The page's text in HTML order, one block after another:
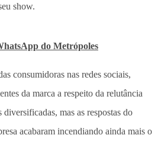
show.
do Metrópoles
consumidoras nas redes sociais,
da marca a respeito da relutância
mas as respostas do
acabaram incendiando ainda mais o